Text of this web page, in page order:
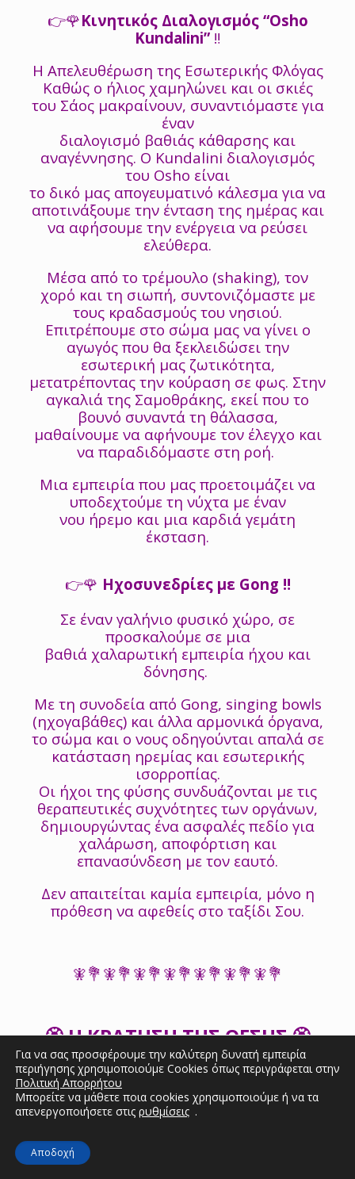
👉🌹Κινητικός Διαλογισμός “Osho
Kundalini” ‼️
Η Απελευθέρωση της Εσωτερικής Φλόγας
Καθώς ο ήλιος χαμηλώνει και οι σκιές
του Σάος μακραίνουν, συναντιόμαστε για
έναν
διαλογισμό βαθιάς κάθαρσης και
αναγέννησης. Ο Kundalini διαλογισμός
του Osho είναι
το δικό μας απογευματινό κάλεσμα για να
αποτινάξουμε την ένταση της ημέρας και
να αφήσουμε την ενέργεια να ρεύσει
ελεύθερα.
Μέσα από το τρέμουλο (shaking), τον
χορό και τη σιωπή, συντονιζόμαστε με
τους κραδασμούς του νησιού.
Επιτρέπουμε στο σώμα μας να γίνει ο
αγωγός που θα ξεκλειδώσει την
εσωτερική μας ζωτικότητα,
μετατρέποντας την κούραση σε φως. Στην
αγκαλιά της Σαμοθράκης, εκεί που το
βουνό συναντά τη θάλασσα,
μαθαίνουμε να αφήνουμε τον έλεγχο και
να παραδιδόμαστε στη ροή.
Μια εμπειρία που μας προετοιμάζει να
υποδεχτούμε τη νύχτα με έναν
νου ήρεμο και μια καρδιά γεμάτη
έκσταση.
👉🌹 Ηχοσυνεδρίες με Gong ‼️
Σε έναν γαλήνιο φυσικό χώρο, σε
προσκαλούμε σε μια
βαθιά χαλαρωτική εμπειρία ήχου και
δόνησης.
Με τη συνοδεία από Gong, singing bowls
(ηχογαβάθες) και άλλα αρμονικά όργανα,
το σώμα και ο νους οδηγούνται απαλά σε
κατάσταση ηρεμίας και εσωτερικής
ισορροπίας.
Οι ήχοι της φύσης συνδυάζονται με τις
θεραπευτικές συχνότητες των οργάνων,
δημιουργώντας ένα ασφαλές πεδίο για
χαλάρωση, αποφόρτιση και
επανασύνδεση με τον εαυτό.
Δεν απαιτείται καμία εμπειρία, μόνο η
πρόθεση να αφεθείς στο ταξίδι Σου.
🧚💐🧚💐🧚💐🧚💐🧚💐🧚💐🧚💐
🏵️ Η ΚΡΑΤΗΣΗ ΤΗΣ ΘΕΣΗΣ 🏵️
Mια θέση στην εκδρομή κρατάς
συμπληρώνονται στην φόρμα
συμμετοχήςπατώντας ΕΔΩ:
και καταθέτοντας στο παρακάτω
Για να σας προσφέρουμε την καλύτερη δυνατή εμπειρία
περιήγησης χρησιμοποιούμε Cookies όπως περιγράφεται στην
Πολιτική Απορρήτου
Μπορείτε να μάθετε ποια cookies χρησιμοποιούμε ή να τα
απενεργοποιήσετε στις ρυθμίσεις .
Αποδοχή